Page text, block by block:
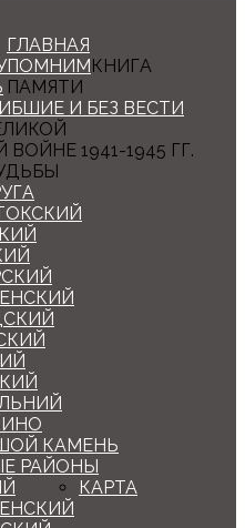
ГЛАВНАЯ
ПОМНИМКНИГА
ПАМЯТИ
И БЕЗ ВЕСТИ
1941-1945 ГГ.
КАМЕНЬ
РАЙОНЫ
КАРТА